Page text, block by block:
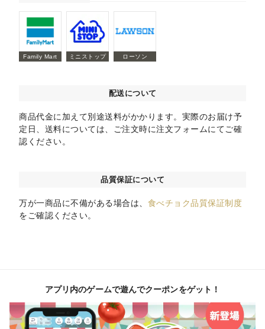
Family Mart ミニストップ ローソン
配送について
商品代金に加えて別途送料がかかります。実際のお届け予
定日、送料については、ご注文時に注文フォームにてご確
認ください。
品質保証について
万が一商品に不備がある場合は、 食べチョク品質保証制度
をご確認ください。
アプリ内のゲームで遊んでクーポンをゲット！